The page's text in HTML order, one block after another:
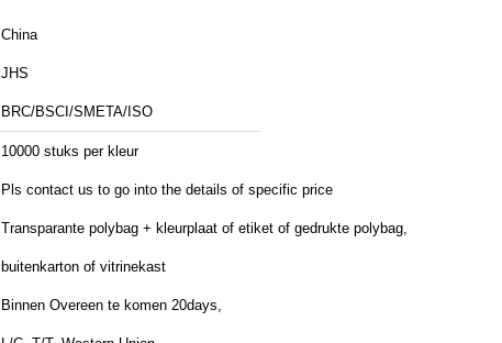
China
JHS
BRC/BSCI/SMETA/ISO
10000 stuks per kleur
Pls contact us to go into the details of specific price
Transparante polybag + kleurplaat of etiket of gedrukte polybag,
buitenkarton of vitrinekast
Binnen Overeen te komen 20days,